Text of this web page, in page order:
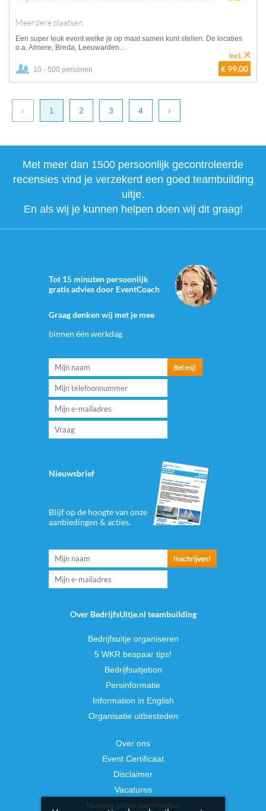
Meerdere plaatsen
Een super leuk event welke je op maat samen kunt stellen. De locaties
o.a. Almere, Breda, Leeuwarden...
10 - 500 personen € 99,00
incl.
‹ 1 2 3 4 ›
Met meer dan 1500 persoonlijk gecontroleerde
recensies vind je verzekerd een goed teambuilding
uitje.
En als wij je kunnen helpen doen wij dit graag!
Tot 15 minuten persoonlijk
gratis advies door EventCoach
Graag denken wij met je mee
binnen één werkdag
Nieuwsbrief
Blijf op de hoogte van onze
aanbiedingen & acties.
Over BedrijfsUitje.nl teambuilding
Bedrijfsuitje organiseren
5 WKR bespaar tips!
Bedrijfsuitjebon
Persinformatie
Information in English
Organisatie uitbesteden
Over ons
Event Certificaat
Disclaimer
Vacatures
Nieuwe uitjes aanmelden